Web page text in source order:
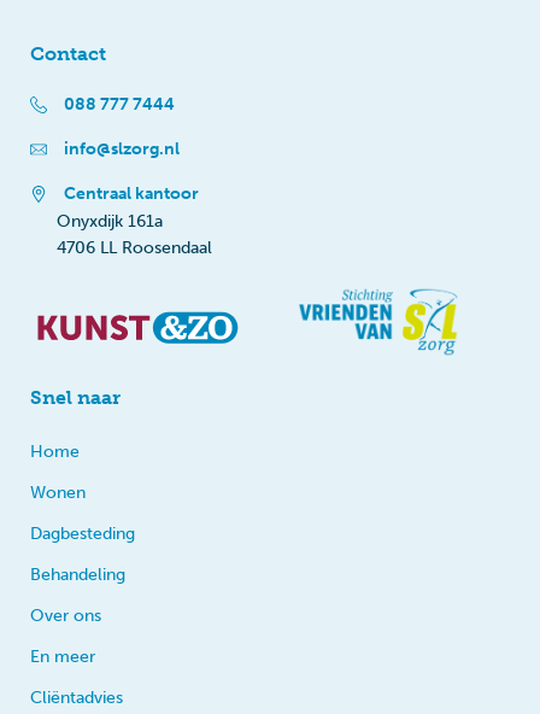
Contact
088 777 7444
info@slzorg.nl
Centraal kantoor
Onyxdijk 161a
4706 LL Roosendaal
Snel naar
Home
Wonen
Dagbesteding
Behandeling
Over ons
En meer
Cliëntadvies